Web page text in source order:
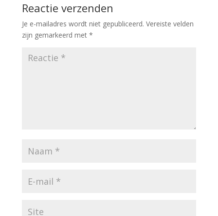
Reactie verzenden
Je e-mailadres wordt niet gepubliceerd. Vereiste velden
zijn gemarkeerd met *